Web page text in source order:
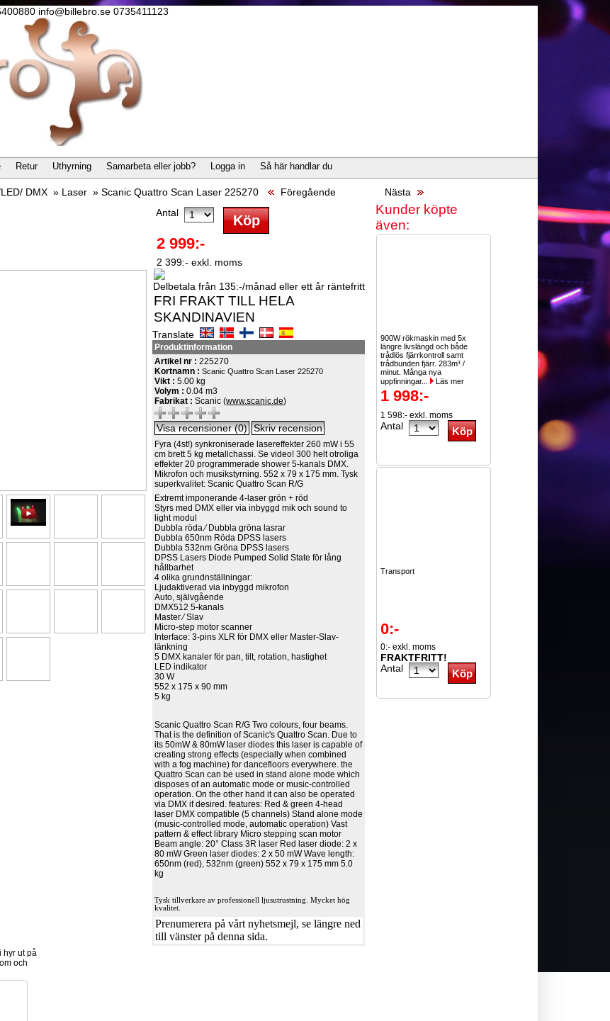
info@billebro.se 0735411123
Retur Uthyrning Samarbeta eller jobb? Logga in Så här handlar du
DMX » Laser »Scanic Quattro Scan Laser 225270 Föregående Nästa
Antal
2 999:-
2 399:- exkl. moms
Delbetala från 135:-/månad eller ett år räntefritt
FRI FRAKT TILL HELA
SKANDINAVIEN
Translate
Produktinformation
Artikel nr :225270
Kortnamn :Scanic Quattro Scan Laser 225270
Vikt :5.00 kg
Volym :0.04 m3
Fabrikat :Scanic (www.scanic.de)
Fyra (4st!) synkroniserade lasereffekter 260 mW i 55
cm brett 5 kg metallchassi. Se video! 300 helt otroliga
effekter 20 programmerade shower 5-kanals DMX.
Mikrofon och musikstyrning. 552 x 79 x 175 mm. Tysk
superkvalitet: Scanic Quattro Scan R/G
Extremt imponerande 4-laser grön + röd
Styrs med DMX eller via inbyggd mik och sound to
light modul
Dubbla röda ⁄ Dubbla gröna lasrar
Dubbla 650nm Röda DPSS lasers
Dubbla 532nm Gröna DPSS lasers
DPSS Lasers Diode Pumped Solid State för lång
hållbarhet
4 olika grundnställningar:
Ljudaktiverad via inbyggd mikrofon
Auto, självgående
DMX512 5-kanals
Master ⁄ Slav
Micro-step motor scanner
Interface: 3-pins XLR för DMX eller Master-Slav-
länkning
5 DMX kanaler för pan, tilt, rotation, hastighet
LED indikator
30 W
552 x 175 x 90 mm
5 kg
Scanic Quattro Scan R/G Two colours, four beams.
That is the definition of Scanic's Quattro Scan. Due to
its 50mW & 80mW laser diodes this laser is capable of
creating strong effects (especially when combined
with a fog machine) for dancefloors everywhere. the
Quattro Scan can be used in stand alone mode which
disposes of an automatic mode or music-controlled
operation. On the other hand it can also be operated
via DMX if desired. features: Red & green 4-head
laser DMX compatible (5 channels) Stand alone mode
(music-controlled mode, automatic operation) Vast
pattern & effect library Micro stepping scan motor
Beam angle: 20° Class 3R laser Red laser diode: 2 x
80 mW Green laser diodes: 2 x 50 mW Wave length:
650nm (red), 532nm (green) 552 x 79 x 175 mm 5.0
kg
Tysk tillverkare av professionell ljusutrustning. Mycket hög
kvalitet.
Prenumerera på vårt nyhetsmejl, se längre ned
till vänster på denna sida.
Kunder köpte
även:
900W rökmaskin med 5x
längre livslängd och både
trådlös fjärrkontroll samt
trådbunden fjärr. 283m³ /
minut. Många nya
uppfinningar...
Läs mer
1 998:-
1 598:- exkl. moms
Antal
Transport
0:-
0:- exkl. moms
FRAKTFRITT!
Antal
hyr ut på
och